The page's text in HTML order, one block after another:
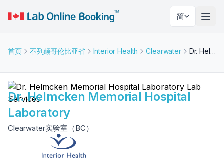
简
切换
首页 不列颠哥伦比亚省 Interior Health Clearwater Dr. Helmcken Memorial Hospital Laboratory
Dr. Helmcken Memorial Hospital
Laboratory
Clearwater实验室（BC）